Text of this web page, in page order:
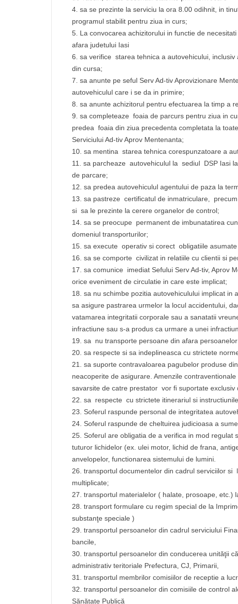
sa se prezinte la serviciu la ora 8.00 odihnit, in
programul stabilit pentru ziua in curs;
La convocarea achizitorului in functie de
afara judetului Iasi
sa verifice starea tehnica a autovehicului,
din cursa;
sa anunte pe seful Serv Ad-tiv Aprovizionare
autovehiculul care i se da in primire;
sa anunte achizitorul pentru efectuarea la timp a
sa completeaze foaia de parcurs pentru ziua in
predea foaia din ziua precedenta completata la
Serviciului Ad-tiv Aprov Mentenanta;
sa mentina starea tehnica corespunzatoare a
sa parcheaze autovehiculul la sediul DSP Iasi
de parcare;
sa predea autovehiculul agentului de paza la
sa pastreze certificatul de inmatriculare,
si sa le prezinte la cerere organelor de control;
sa se preocupe permanent de imbunatatirea
domeniul transporturilor;
sa execute operativ si corect obligatiile
sa se comporte civilizat in relatiile cu clientii si
sa comunice imediat Sefului Serv Ad-tiv, Aprov
orice eveniment de circulatie in care este implicat;
sa nu schimbe pozitia autovehiculului implicat in
sa asigure pastrarea urmelor la locul accidentului,
vatamarea integritatii corporale sau a sanatatii
infractiune sau s-a produs ca urmare a unei
sa nu transporte persoane din afara
sa respecte si sa indeplineasca cu strictete
sa suporte contravaloarea pagubelor produse
neacoperite de asigurare. Amenzile
savarsite de catre prestator vor fi suportate exclusiv
sa respecte cu strictete itinerariul si
Soferul raspunde personal de integritatea
Soferul raspunde de cheltuirea judicioasa a
Soferul are obligatia de a verifica in mod
tuturor lichidelor (ex. ulei motor, lichid de frana,
anvelopelor, functionarea sistemului de lumini.
transportul documentelor din cadrul serviciilor si
multiplicate;
transportul materialelor ( halate, prosoape, etc.)
transport formulare cu regim special de la
substanţe speciale )
transportul persoanelor din cadrul serviciului
bancile,
transportul persoanelor din conducerea unităţii
administrativ teritoriale Prefectura, CJ, Primarii,
transportul membrilor comisiilor de receptie a
transportul persoanelor din comisiile de control
Sănătate Publică